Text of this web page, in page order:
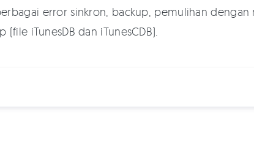
error sinkron, backup, pemulihan dengan
iTunesDB dan iTunesCDB).